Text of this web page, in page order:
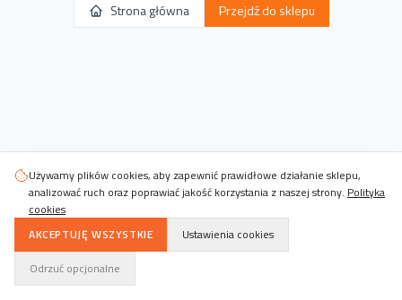
Strona główna Przejdź do sklepu
Używamy plików cookies, aby zapewnić prawidłowe działanie sklepu,
analizować ruch oraz poprawiać jakość korzystania z naszej strony. Polityka
cookies
AKCEPTUJĘ WSZYSTKIE
Ustawienia cookies
Odrzuć opcjonalne